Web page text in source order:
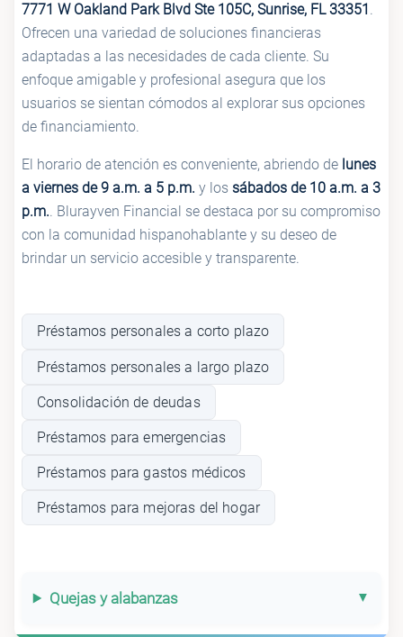
7771 W Oakland Park Blvd Ste 105C, Sunrise, FL 33351 .
Ofrecen una variedad de soluciones financieras
adaptadas a las necesidades de cada cliente. Su
enfoque amigable y profesional asegura que los
usuarios se sientan cómodos al explorar sus opciones
de financiamiento.
El horario de atención es conveniente, abriendo de lunes
a viernes de 9 a.m. a 5 p.m. y los sábados de 10 a.m. a 3
p.m.. Blurayven Financial se destaca por su compromiso
con la comunidad hispanohablante y su deseo de
brindar un servicio accesible y transparente.
Préstamos personales a corto plazo
Préstamos personales a largo plazo
Consolidación de deudas
Préstamos para emergencias
Préstamos para gastos médicos
Préstamos para mejoras del hogar
Quejas y alabanzas